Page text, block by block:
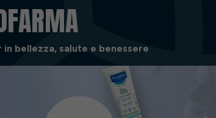
bellezza, salute e benessere